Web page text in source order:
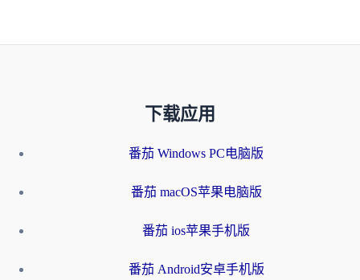
下载应用
番茄 Windows PC电脑版
番茄 macOS苹果电脑版
番茄 ios苹果手机版
番茄 Android安卓手机版